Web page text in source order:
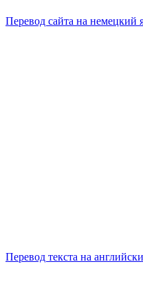
Перевод сайта на немецкий
Перевод текста на